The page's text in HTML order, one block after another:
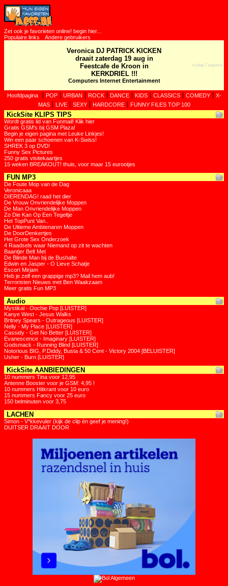
Zet ook je favorieten online! begin hier...
Populaire links
Andere gebruikers
Veronica DJ PATRICK KICKEN
draait zaterdag 19 aug in
Feestcafe de Kroon in
KERKDRIEL !!!
Computers Internet Entertainment
vrijdag 7 augustus
Hoofdpagina| POP| URBAN | ROCK| DANCE| KIDS| CLASSICS| COMEDY| X-
MAS| LIVE| SEXY| HARDCORE| FUNNY FILES TOP 100
KickSite KLIPS TIPS
Wordt gratis lid van Funmail! Klik hier
Gratis GSM's bij GSM Plaza!
Begin je eigen pagina met Leuke Linkjes!
Win een paar schoenen van K-Swiss!
SHREK 3 op DVD!
Funny Sex Pictures
250 gratis visitekaartjes
15 weken BREAKOUT! thuis, voor maar 15 eurootjes
FUN MP3
De Foute Mop van de Dag
Veronicaaa
DIERENDAG! raad het dier
De Vrouw Onvriendelijke Moppen
De Man Onvriendelijke Moppen
Zo Die Kan Op Een Tegeltje
Het TopPunt Van..
De Ultieme Ambtenaren Moppen
De DoorDenkertjes
Het Grote Sex Onderzoek
4 Raadsels waar Niemand op zit te wachten
Baantjer Belt Met
De Blinde Man bij de Bushalte
Edwin en Jasper - O Lieve Schatje
Escort Mirjam
Heb je zelf een grappige mp3? Mail hem aub!
Terroristen Nieuws met Ben Waakzaam
Meer gratis Fun MP3
Audio
Mystikal - Oochie Pop [LUISTER]
Kanye West - Jesus Walks
Britney Spears - Outrageous [LUISTER]
Nelly - My Place [LUISTER]
Cassidy - Get No Better [LUISTER]
Evanescence - Imaginary [LUISTER]
Godsmack - Running Blind [LUISTER]
Notorious BIG, P.Diddy, Busta & 50 Cent - Victory 2004 [BELUISTER]
Usher - Burn [LUISTER]
KickSite AANBIEDINGEN
10 nummers Tina voor 12,95
Antenne Booster voor je GSM: 4,95 !
10 nummers Hitkrant voor 10 euro
15 nummers Fancy voor 25 euro
150 belminuten voor 3,75
LACHEN
Simon - V*kkevuler (kijk de clip én geef je mening!)
DUITSER DRAAIT DOOR